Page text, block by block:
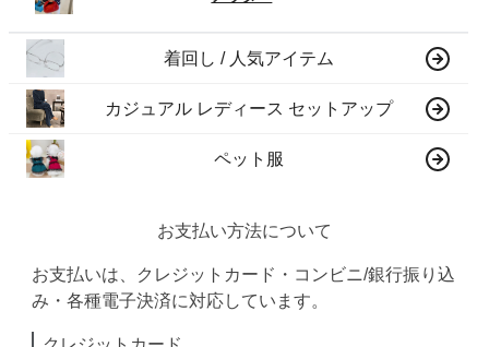
着回し / 人気アイテム
カジュアル レディース セットアップ
ペット服
お支払い方法について
お支払いは、クレジットカード・コンビニ/銀行振り込
み・各種電子決済に対応しています。